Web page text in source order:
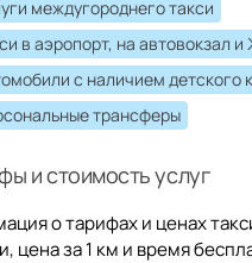
междугороднего такси
в аэропорт, на автовокзал
с наличием детского
трансферы
и стоимость услуг
о тарифах и ценах
цена за 1 км и время